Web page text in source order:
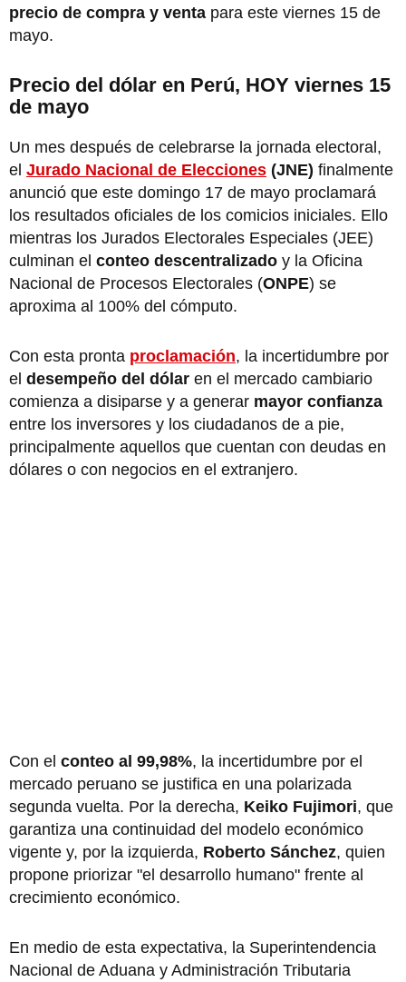
precio de compra y venta para este viernes 15 de
mayo.
Precio del dólar en Perú, HOY viernes 15
de mayo
Un mes después de celebrarse la jornada electoral,
el Jurado Nacional de Elecciones (JNE) finalmente
anunció que este domingo 17 de mayo proclamará
los resultados oficiales de los comicios iniciales. Ello
mientras los Jurados Electorales Especiales (JEE)
culminan el conteo descentralizado y la Oficina
Nacional de Procesos Electorales (ONPE) se
aproxima al 100% del cómputo.
Con esta pronta proclamación, la incertidumbre por
el desempeño del dólar en el mercado cambiario
comienza a disiparse y a generar mayor confianza
entre los inversores y los ciudadanos de a pie,
principalmente aquellos que cuentan con deudas en
dólares o con negocios en el extranjero.
Con el conteo al 99,98%, la incertidumbre por el
mercado peruano se justifica en una polarizada
segunda vuelta. Por la derecha, Keiko Fujimori, que
garantiza una continuidad del modelo económico
vigente y, por la izquierda, Roberto Sánchez, quien
propone priorizar "el desarrollo humano" frente al
crecimiento económico.
En medio de esta expectativa, la Superintendencia
Nacional de Aduana y Administración Tributaria